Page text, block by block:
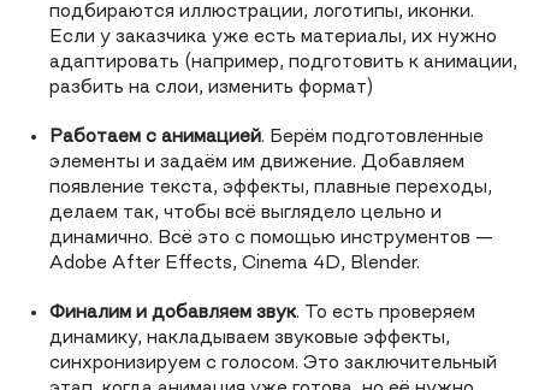
подбираются иллюстрации, логотипы, иконки.
Если у заказчика уже есть материалы, их нужно
адаптировать (например, подготовить к анимации,
разбить на слои, изменить формат)
Работаем с анимацией. Берём подготовленные
элементы и задаём им движение. Добавляем
появление текста, эффекты, плавные переходы,
делаем так, чтобы всё выглядело цельно и
динамично. Всё это с помощью инструментов —
Adobe After Effects, Cinema 4D, Blender.
Финалим и добавляем звук. То есть проверяем
динамику, накладываем звуковые эффекты,
синхронизируем с голосом. Это заключительный